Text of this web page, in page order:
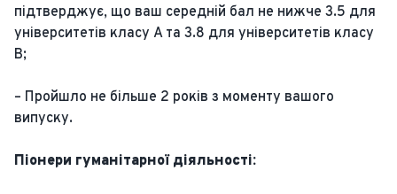
підтверджує, що ваш середній бал не нижче 3.5 для
університетів класу A та 3.8 для університетів класу
B;
– Пройшло не більше 2 років з моменту вашого
випуску.
Піонери гуманітарної діяльності: